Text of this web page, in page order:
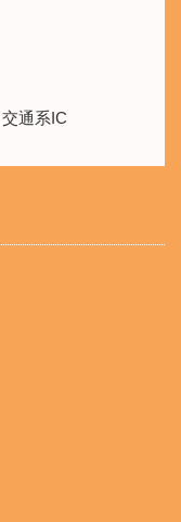
通系IC